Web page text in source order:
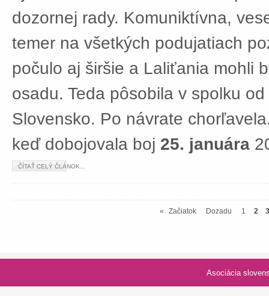
dozornej rady. Komuniktívna,
temer na všetkých podujatiach
počulo aj širšie a Laliťania mohli
osadu. Teda pôsobila v spolku
Slovensko. Po návrate
keď dobojovala boj 25. januára
ČÍTAŤ CELÝ ČLÁNOK...
« Začiatok Dozadu 1 2 3
Asociácia slovenských